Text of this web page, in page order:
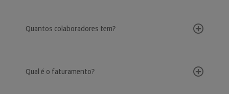
Quantos colaboradores tem?
Qual é o faturamento?